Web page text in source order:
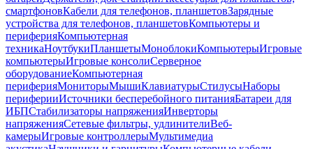
смартфоновКабели для телефонов, планшетовЗарядные
устройства для телефонов, планшетовКомпьютеры и
периферияКомпьютерная
техникаНоутбукиПланшетыМоноблокиКомпьютерыИгровые
компьютерыИгровые консолиСерверное
оборудованиеКомпьютерная
периферияМониторыМышиКлавиатурыСтилусыНаборы
периферииИсточники бесперебойного питанияБатареи для
ИБПСтабилизаторы напряженияИнверторы
напряженияСетевые фильтры, удлинителиВеб-
камерыИгровые контроллерыМультимедиа